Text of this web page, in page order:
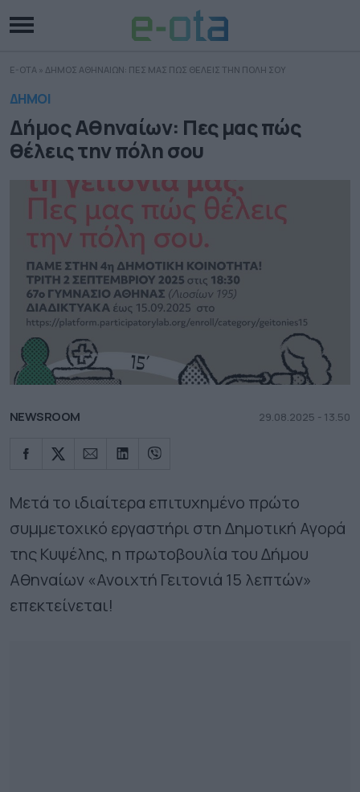
E-OTA » ΔΗΜΟΣ ΑΘΗΝΑΙΩΝ: ΠΕΣ ΜΑΣ ΠΩΣ ΘΕΛΕΙΣ ΤΗΝ ΠΟΛΗ ΣΟΥ
ΔΗΜΟΙ
Δήμος Αθηναίων: Πες μας πώς
θέλεις την πόλη σου
NEWSROOM 29.08.2025 - 13.50
Μετά το ιδιαίτερα επιτυχημένο πρώτο
συμμετοχικό εργαστήρι στη Δημοτική Αγορά
της Κυψέλης, η πρωτοβουλία του Δήμου
Αθηναίων «Ανοιχτή Γειτονιά 15 λεπτών»
επεκτείνεται!